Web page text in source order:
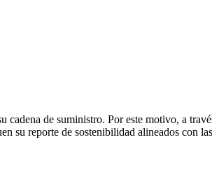
cadena de suministro. Por este motivo, a
su reporte de sostenibilidad alineados con